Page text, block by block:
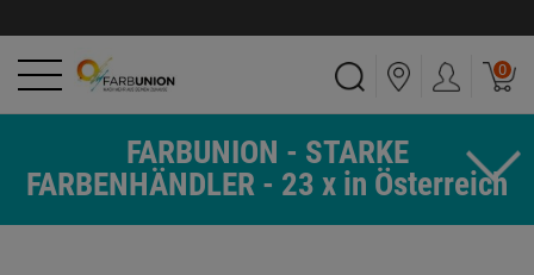
0
FARBUNION - STARKE
FARBENHÄNDLER - 23 x in Österreich